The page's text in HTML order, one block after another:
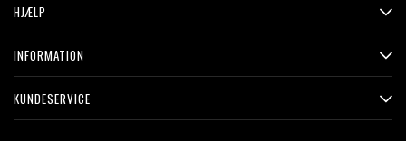
HJÆLP
INFORMATION
KUNDESERVICE